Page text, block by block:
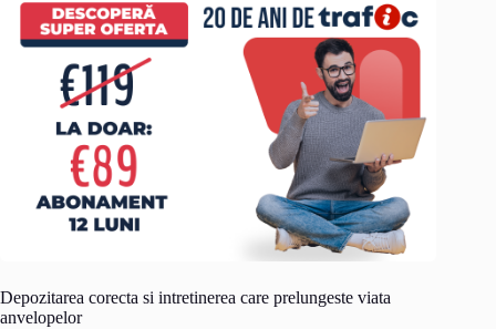
Depozitarea corecta si intretinerea care prelungeste viata
anvelopelor